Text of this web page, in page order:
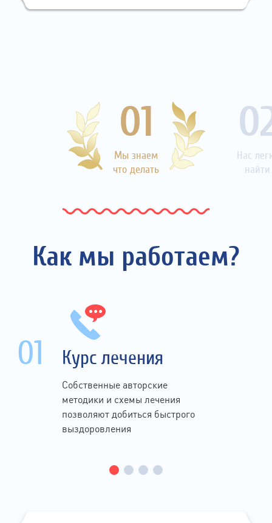
01
Мы знаем
что делать
Нас
найти
Как мы работаем?
01 Курс лечения
Собственные авторские
методики и схемы лечения
позволяют добиться быстрого
выздоровления